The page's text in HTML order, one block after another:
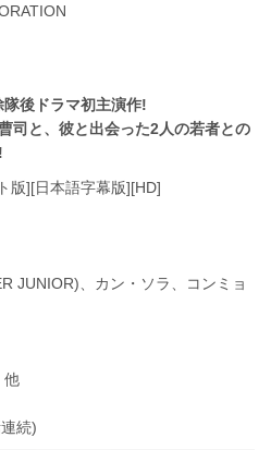
後ドラマ初主演作!
司と、彼と出会った2人の若者との
版][日本語字幕版][HD]
JUNIOR)、カン・ソラ、コンミョ
続)